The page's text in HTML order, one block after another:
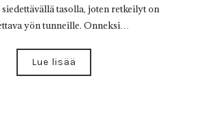
tasolla, joten retkeilyt on
yön tunneille. Onneksi…
Lue lisää